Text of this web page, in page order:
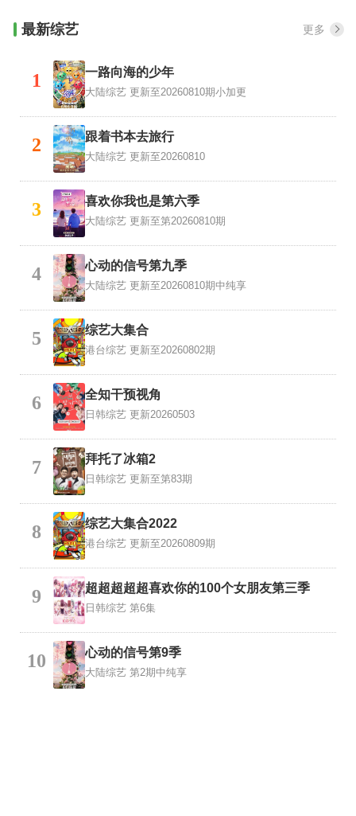
最新综艺 更多
1 一路向海的少年
大陆综艺 更新至20260810期小加更
2 跟着书本去旅行
大陆综艺 更新至20260810
3 喜欢你我也是第六季
大陆综艺 更新至第20260810期
4 心动的信号第九季
大陆综艺 更新至20260810期中纯享
5 综艺大集合
港台综艺 更新至20260802期
6 全知干预视角
日韩综艺 更新20260503
7 拜托了冰箱2
日韩综艺 更新至第83期
8 综艺大集合2022
港台综艺 更新至20260809期
9 超超超超超喜欢你的100个女朋友第三季
日韩综艺 第6集
10 心动的信号第9季
大陆综艺 第2期中纯享